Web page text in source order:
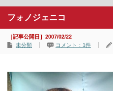
フォノジェニコ
［記事公開日］2007/02/22
未分類
コメント：1件